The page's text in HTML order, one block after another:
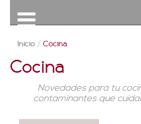
Inicio / Cocina
Cocina
Novedades para tu
contaminantes que